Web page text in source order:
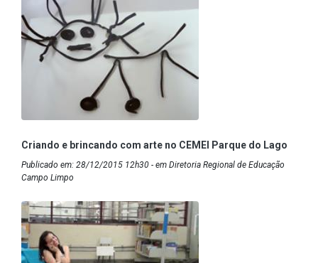
Criando e brincando com arte no CEMEI Parque do Lago
Publicado em: 28/12/2015 12h30 - em Diretoria Regional de Educação
Campo Limpo